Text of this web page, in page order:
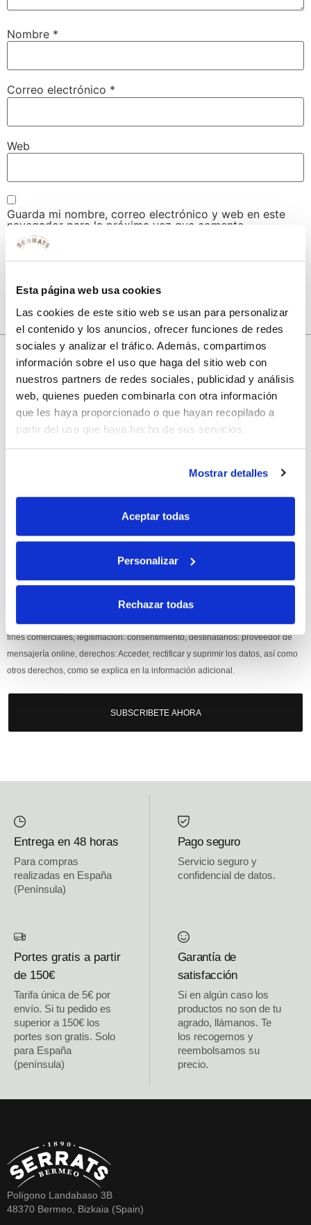
Esta página web usa cookies
Las cookies de este sitio web se usan para personalizar
el contenido y los anuncios, ofrecer funciones de redes
sociales y analizar el tráfico. Además, compartimos
información sobre el uso que haga del sitio web con
nuestros partners de redes sociales, publicidad y análisis
web, quienes pueden combinarla con otra información
que les haya proporcionado o que hayan recopilado a
partir del uso que haya hecho de sus servicios.
Mostrar detalles
Aceptar todas
Personalizar
Rechazar todas
Nombre *
Correo electrónico *
Web
Guarda mi nombre, correo electrónico y web en este
navegador para la próxima vez que comente.
10% de descuento
con tu primera compra.
a nuestra newsletter para recibir nuestrasofertas
Si, he leído y acepto la política de protección de datos.
Responsable: HIJOS DE JOSÉ SERRATS S.A. Finalidad: tratamientos con
fines comerciales, legitimación: consentimiento, destinatarios: proveedor de
mensajería online, derechos: Acceder, rectificar y suprimir los datos, así como
otros derechos, como se explica en la información adicional.
SUBSCRIBETE AHORA
Entrega en 48 horas
Para compras
realizadas en España
(Península)
Pago seguro
Servicio seguro y
confidencial de datos.
Portes gratis a partir
de 150€
Tarifa única de 5€ por
envío. Si tu pedido es
superior a 150€ los
portes son gratis. Solo
para España
(península)
Garantía de
satisfacción
Si en algún caso los
productos no son de tu
agrado, llámanos. Te
los recogemos y
reembolsamos su
precio.
Polígono Landabaso 3B
48370 Bermeo, Bizkaia (Spain)